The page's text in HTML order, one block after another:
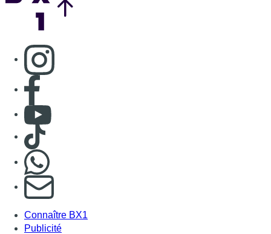
Consulter page Instagram
Consulter page Facebook
Consulter Youtube
Consulter TikTok
S'abonner à notre newsletter
Connaître BX1
Publicité